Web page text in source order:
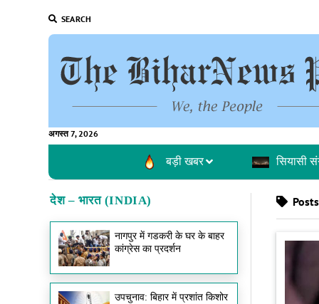
SEARCH
अगस्त 7, 2026
बड़ी खबर सियासी
देश – भारत (INDIA)
नागपुर में गडकरी के घर के बाहर
कांग्रेस का प्रदर्शन
उपचुनाव: बिहार में प्रशांत किशोर